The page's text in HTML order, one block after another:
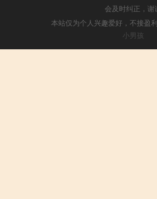
会及时纠正，谢
本站仅为个人兴趣爱好，不接盈
小男孩